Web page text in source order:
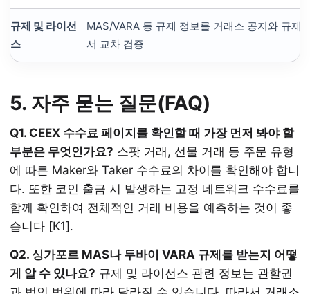
규제 및 라이선
스
MAS/VARA 등 규제 정보를 거래소 공지와 규제
서 교차 검증
5. 자주 묻는 질문(FAQ)
Q1. CEEX 수수료 페이지를 확인할 때 가장 먼저 봐야 할
부분은 무엇인가요? 스팟 거래, 선물 거래 등 주문 유형
에 따른 Maker와 Taker 수수료의 차이를 확인해야 합니
다. 또한 코인 출금 시 발생하는 고정 네트워크 수수료를
함께 확인하여 전체적인 거래 비용을 예측하는 것이 좋
습니다 [K1].
Q2. 싱가포르 MAS나 두바이 VARA 규제를 받는지 어떻
게 알 수 있나요? 규제 및 라이선스 관련 정보는 관할권